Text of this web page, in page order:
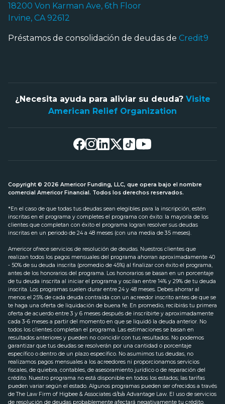
18200 Von Karman Ave, 6th Floor
Irvine, CA 92612
Préstamos de consolidación de deudas de Credit9
¿Necesita ayuda para aliviar su deuda? Visite
American Relief Organization
Copyright © 2026 Americor Funding, LLC, que opera bajo el nombre
comercial Americor Financial. Todos los derechos reservados.
*En el caso de que todas tus deudas sean elegibles para la inscripción, estén
inscritas en el programa y completes el programa con éxito: la mayoría de los
clientes que completan con éxito el programa logran resolver sus deudas
inscritas en un periodo de 24 a 48 meses (con una media de 35 meses).
Americor ofrece servicios de resolución de deudas. Nuestros clientes que
realizan todos los pagos mensuales del programa ahorran aproximadamente 40
- 50% de su deuda inscrita (promedio de 45%) al finalizar con éxito el programa,
antes de los honorarios del programa. Los honorarios se basan en un porcentaje
de tu deuda inscrita al iniciar el programa y oscilan entre 14% y 29% de tu deuda
inscrita. Los programas suelen durar entre 24 y 48 meses. Debes ahorrar al
menos el 25% de cada deuda contraída con un acreedor inscrito antes de que se
te haga una oferta de liquidación de buena fe. En promedio, recibirás tu primera
oferta de acuerdo entre 3 y 6 meses después de inscribirte y aproximadamente
cada 3-6 meses a partir del momento en que se liquidó la deuda anterior. No
todos los clientes completan el programa. Las estimaciones se basan en
resultados anteriores y pueden no coincidir con tus resultados. No podemos
garantizar que tus deudas se resolverán por una cantidad o porcentaje
específico o dentro de un plazo específico. No asumimos tus deudas, no
realizamos pagos mensuales a los acreedores ni proporcionamos servicios
fiscales, de quiebra, contables, de asesoramiento jurídico o de reparación del
crédito. Nuestro programa no está disponible en todos los estados; las tarifas
pueden variar según el estado. Algunos programas pueden ser ofrecidos a través
de The Law Firm of Higbee & Associates d/b/a Advantage Law. El uso de servicios
de resolución de deudas probablemente afectará negativamente tu crédito.